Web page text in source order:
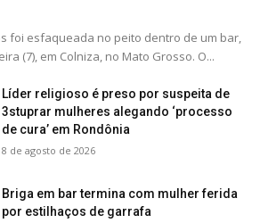
foi esfaqueada no peito dentro de um bar,
(7), em Colniza, no Mato Grosso. O...
Líder religioso é preso por suspeita de
3stuprar mulheres alegando ‘processo
de cura’ em Rondônia
8 de agosto de 2026
Briga em bar termina com mulher ferida
por estilhaços de garrafa